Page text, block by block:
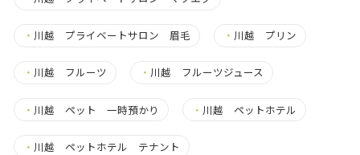
・ 川越 プライベートサロン 眉毛 ・ 川越 プリン
・ 川越 フルーツ ・ 川越 フルーツジュース
・ 川越 ペット 一時預かり ・ 川越 ペットホテル
・ 川越 ペットホテル テナント